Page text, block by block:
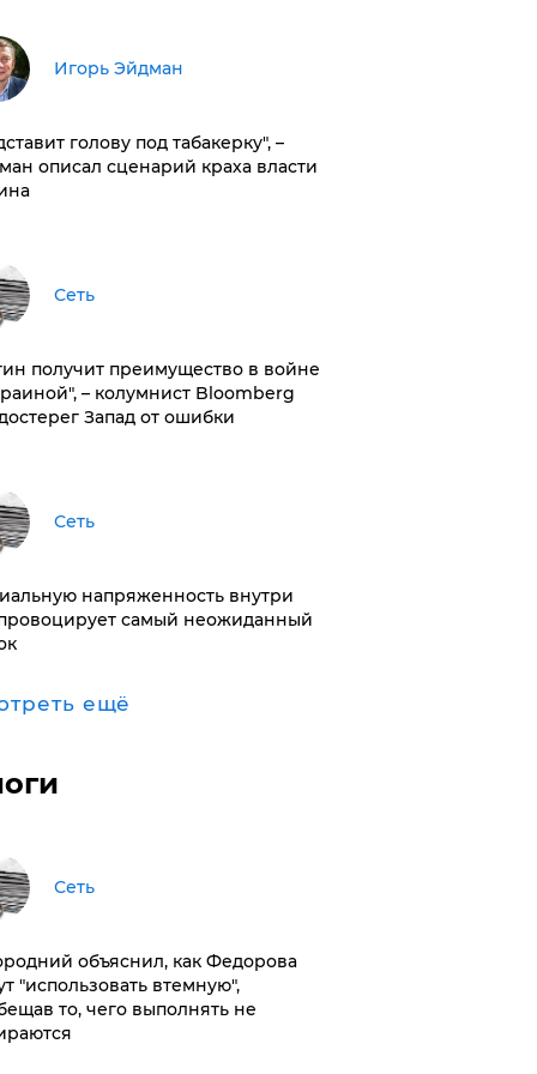
Игорь Эйдман
голову под табакерку", –
описал сценарий краха власти
Сеть
получит преимущество в войне
– колумнист Bloomberg
Запад от ошибки
Сеть
напряженность внутри
самый неожиданный
ещё
Сеть
объяснил, как Федорова
"использовать втемную",
то, чего выполнять не